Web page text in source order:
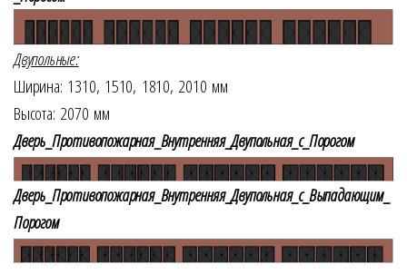
Двупольные:
Ширина: 1310, 1510, 1810, 2010 мм
Высота: 2070 мм
Дверь_Противопожарная_Внутренняя_Двупольная_с_Порогом
Дверь_Противопожарная_Внутренняя_Двупольная_с_Выпадающим_
Порогом